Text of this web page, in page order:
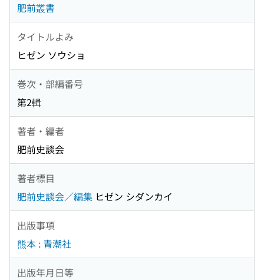
肥前叢書
タイトルよみ
ヒゼン ソウショ
巻次・部編番号
第2輯
著者・編者
肥前史談会
著者標目
肥前史談会／編集 ヒゼン シダンカイ
出版事項
熊本 : 青潮社
出版年月日等